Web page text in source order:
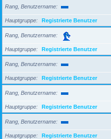
Rang, Benutzername
Hauptgruppe Registrierte Benutzer
Rang, Benutzername
Hauptgruppe Registrierte Benutzer
Rang, Benutzername
Hauptgruppe Registrierte Benutzer
Rang, Benutzername
Hauptgruppe Registrierte Benutzer
Rang, Benutzername
Hauptgruppe Registrierte Benutzer